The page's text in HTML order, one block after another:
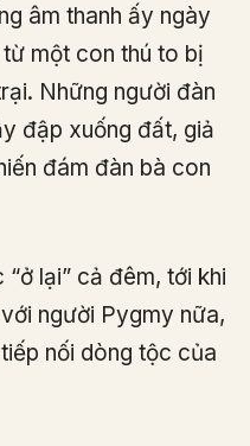
âm thanh ấy ngày
một con thú to bị
Những người đàn
đập xuống đất, giả
đám đàn bà con
lại” cả đêm, tới khi
người Pygmy nữa,
nối dòng tộc của